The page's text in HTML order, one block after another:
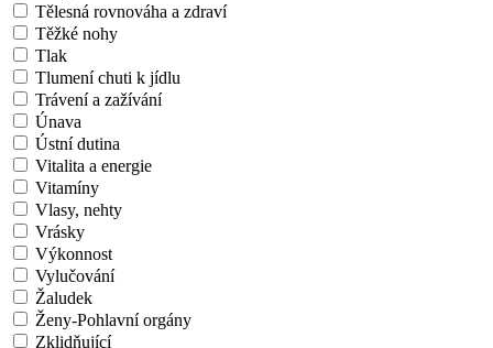
Tělesná rovnováha a zdraví
Těžké nohy
Tlak
Tlumení chuti k jídlu
Trávení a zažívání
Únava
Ústní dutina
Vitalita a energie
Vitamíny
Vlasy, nehty
Vrásky
Výkonnost
Vylučování
Žaludek
Ženy-Pohlavní orgány
Zklidňující